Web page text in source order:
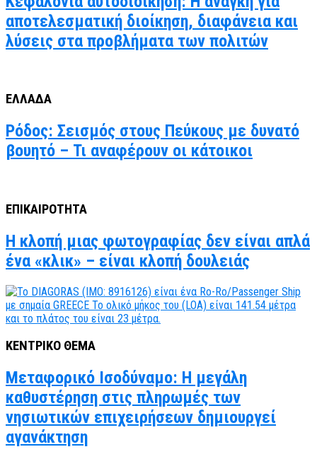
αποτελεσματική διοίκηση, διαφάνεια και
λύσεις στα προβλήματα των πολιτών
ΕΛΛΑΔΑ
Ρόδος: Σεισμός στους Πεύκους με δυνατό
βουητό – Τι αναφέρουν οι κάτοικοι
ΕΠΙΚΑΙΡΟΤΗΤΑ
Η κλοπή μιας φωτογραφίας δεν είναι απλά
ένα «κλικ» – είναι κλοπή δουλειάς
ΚΕΝΤΡΙΚΟ ΘΕΜΑ
Μεταφορικό Ισοδύναμο: Η μεγάλη
καθυστέρηση στις πληρωμές των
νησιωτικών επιχειρήσεων δημιουργεί
αγανάκτηση